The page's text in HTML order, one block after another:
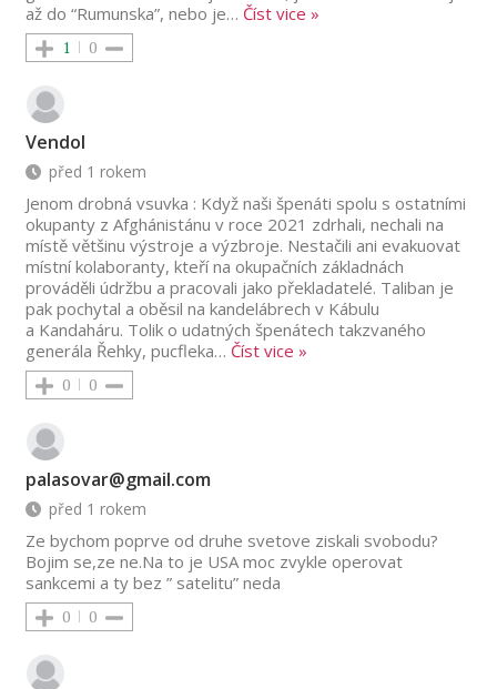
až do “Rumunska”, nebo je… Číst vice »
1 0
Vendol
před 1 rokem
Jenom drobná vsuvka : Když naši špenáti spolu s ostatními
okupanty z Afghánistánu v roce 2021 zdrhali, nechali na
místě většinu výstroje a výzbroje. Nestačili ani evakuovat
místní kolaboranty, kteří na okupačních základnách
prováděli údržbu a pracovali jako překladatelé. Taliban je
pak pochytal a oběsil na kandelábrech v Kábulu
a Kandaháru. Tolik o udatných špenátech takzvaného
generála Řehky, pucfleka… Číst vice »
0 0
palasovar@gmail.com
před 1 rokem
Ze bychom poprve od druhe svetove ziskali svobodu?
Bojim se,ze ne.Na to je USA moc zvykle operovat
sankcemi a ty bez ” satelitu” neda
0 0